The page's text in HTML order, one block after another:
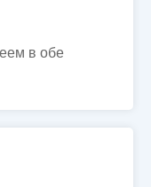
в обе